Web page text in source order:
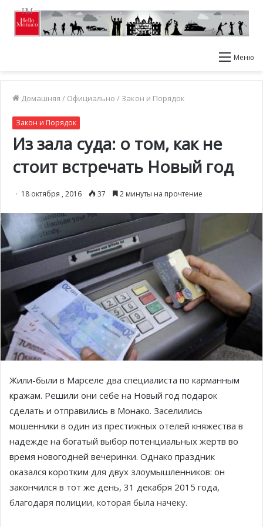
Меню
Домашняя / Официально / Закон и Порядок
Закон и Порядок
Из зала суда: о том, как не
стоит встречать Новый год
18 октября , 2016 37 2 минуты на прочтение
Жили-были в Марселе два специалиста по карманным
кражам. Решили они себе на Новый год подарок
сделать и отправились в Монако. Заселились
мошенники в один из престижных отелей княжества в
надежде на богатый выбор потенциальных жертв во
время новогодней вечеринки. Однако праздник
оказался коротким для двух злоумышленников: он
закончился в тот же день, 31 декабря 2015 года,
благодаря полиции, которая была начеку.